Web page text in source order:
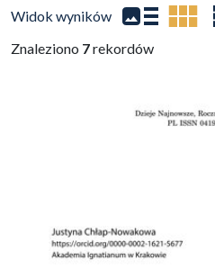
Widok wyników
Znaleziono 7rekordów